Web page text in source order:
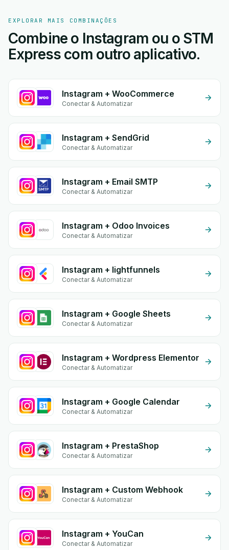
EXPLORAR MAIS COMBINAÇÕES
Combine o Instagram ou o STM
Express com outro aplicativo.
Instagram + WooCommerce
Conectar & Automatizar
Instagram + SendGrid
Conectar & Automatizar
Instagram + Email SMTP
Conectar & Automatizar
Instagram + Odoo Invoices
Conectar & Automatizar
Instagram + lightfunnels
Conectar & Automatizar
Instagram + Google Sheets
Conectar & Automatizar
Instagram + Wordpress Elementor
Conectar & Automatizar
Instagram + Google Calendar
Conectar & Automatizar
Instagram + PrestaShop
Conectar & Automatizar
Instagram + Custom Webhook
Conectar & Automatizar
Instagram + YouCan
Conectar & Automatizar